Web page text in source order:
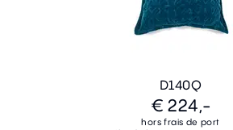
D140Q
€ 224,-
hors frais de port